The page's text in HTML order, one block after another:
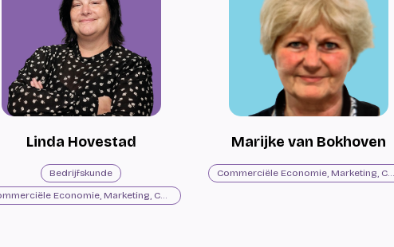
Linda Hovestad
Bedrijfskunde
Commerciële Economie, Marketing, Communicatie
Marijke van Bokhoven
Commerciële Economie, Marketing, Communicatie